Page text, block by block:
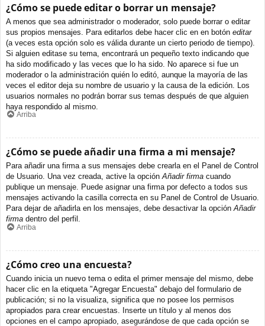
¿Cómo se puede editar o borrar un mensaje?
A menos que sea administrador o moderador, solo puede borrar o editar
sus propios mensajes. Para editarlos debe hacer clic en en botón editar
(a veces esta opción solo es válida durante un cierto periodo de tiempo).
Si alguien editase su tema, encontrará un pequeño texto indicando que
ha sido modificado y las veces que lo ha sido. No aparece si fue un
moderador o la administración quién lo editó, aunque la mayoría de las
veces el editor deja su nombre de usuario y la causa de la edición. Los
usuarios normales no podrán borrar sus temas después de que alguien
haya respondido al mismo.
Arriba
¿Cómo se puede añadir una firma a mi mensaje?
Para añadir una firma a sus mensajes debe crearla en el Panel de Control
de Usuario. Una vez creada, active la opciónAñadir firma cuando
publique un mensaje. Puede asignar una firma por defecto a todos sus
mensajes activando la casilla correcta en su Panel de Control de Usuario.
Para dejar de añadirla en los mensajes, debe desactivar la opciónAñadir
firma dentro del perfil.
Arriba
¿Cómo creo una encuesta?
Cuando inicia un nuevo tema o edita el primer mensaje del mismo, debe
hacer clic en la etiqueta "Agregar Encuesta" debajo del formulario de
publicación; si no la visualiza, significa que no posee los permisos
apropiados para crear encuestas. Inserte un título y al menos dos
opciones en el campo apropiado, asegurándose de que cada opción se